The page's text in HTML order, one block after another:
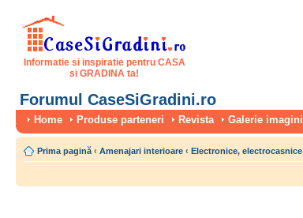
Informatie si inspiratie pentru CASA
si GRADINA ta!
Forumul CaseSiGradini.ro
Home Produse parteneri Revista Galerie imagini
Prima pagină ‹ Amenajari interioare ‹ Electronice, electrocasnice